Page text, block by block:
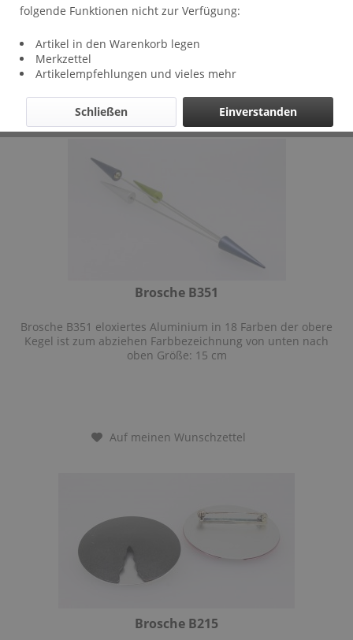
Filtern
Brosche B351
Brosche B351 eloxiertes Aluminium in 18 Farben der obere
Kegel ist zum abziehen Farbbezeichnung von unten nach
oben Größe: 15 cm
Auf meinen Wunschzettel
Brosche B215
folgende Funktionen nicht zur Verfügung:
Artikel in den Warenkorb legen
Merkzettel
Artikelempfehlungen und vieles mehr
Einverstanden
Schließen